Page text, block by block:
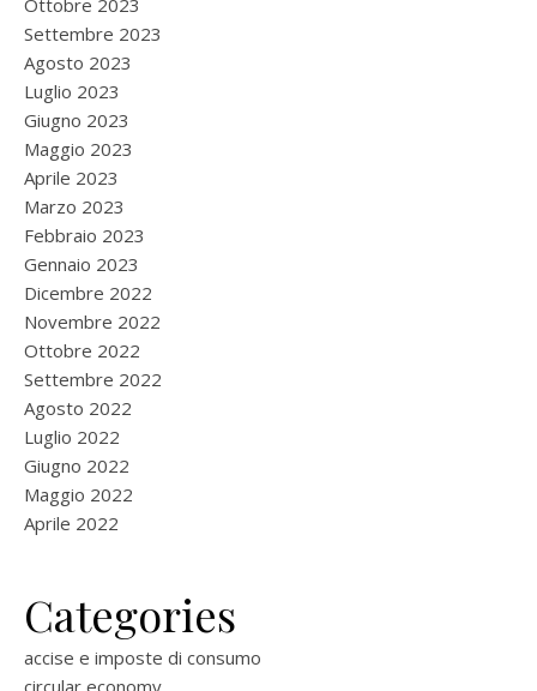
Ottobre 2023
Settembre 2023
Agosto 2023
Luglio 2023
Giugno 2023
Maggio 2023
Aprile 2023
Marzo 2023
Febbraio 2023
Gennaio 2023
Dicembre 2022
Novembre 2022
Ottobre 2022
Settembre 2022
Agosto 2022
Luglio 2022
Giugno 2022
Maggio 2022
Aprile 2022
Categories
accise e imposte di consumo
circular economy